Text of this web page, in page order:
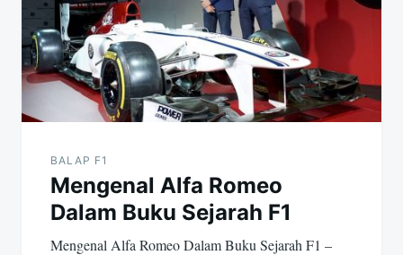
BALAP F1
Mengenal Alfa Romeo
Dalam Buku Sejarah F1
Mengenal Alfa Romeo Dalam Buku Sejarah F1 –